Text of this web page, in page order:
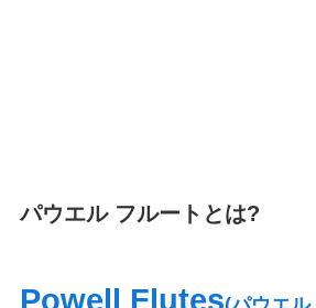
パウエル フルートとは?
Powell Flutes